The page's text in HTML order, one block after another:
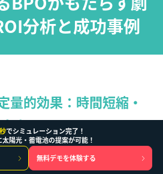
分析と成功事例
量的効果：時間短縮・
上
でシミュレーション完了！
陽光・蓄電池の提案が可能！
無料デモを体験する